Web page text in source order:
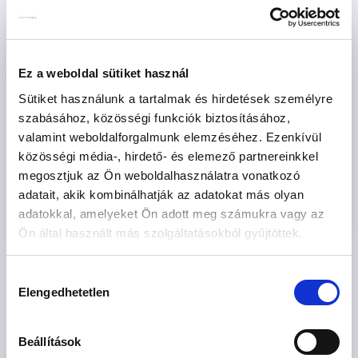
Ez a weboldal sütiket használ
Sütiket használunk a tartalmak és hirdetések személyre
szabásához, közösségi funkciók biztosításához,
valamint weboldalforgalmunk elemzéséhez. Ezenkívül
közösségi média-, hirdető- és elemező partnereinkkel
megosztjuk az Ön weboldalhasználatra vonatkozó
adatait, akik kombinálhatják az adatokat más olyan
adatokkal, amelyeket Ön adott meg számukra vagy az
Ön által használt más szolgáltatásokból gyűjtöttek.
kiválasztása
Elengedhetetlen
Beállítások
m
szoba
CSOK igényelhető
FIX 3%-ra alkalmas
Keresés
ÚJÉPÍTÉSŰ LAKÁSOK AZ ORSZÁG EGÉSZ TERÜLETÉRŐL